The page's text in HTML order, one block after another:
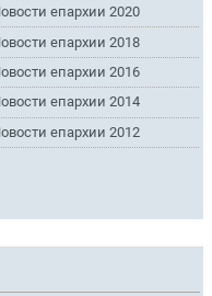
епархии 2020
епархии 2018
епархии 2016
епархии 2014
епархии 2012